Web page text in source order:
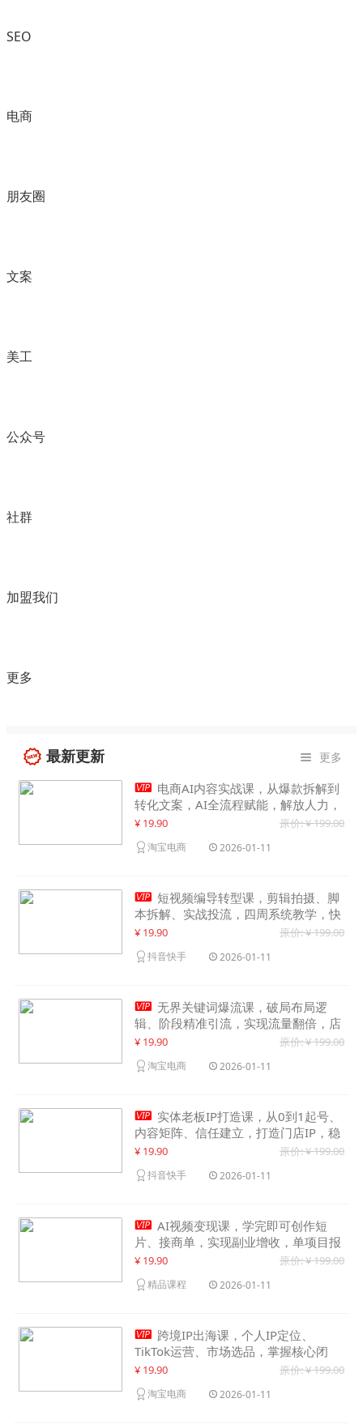
SEO
电商
朋友圈
文案
美工
公众号
社群
加盟我们
更多
最新更新  更多
 电商AI内容实战课，从爆款拆解到
转化文案，AI全流程赋能，解放人力，
单月节省内容成本数万元
¥ 19.90 原价: ¥ 199.00
淘宝电商 2026-01-11
 短视频编导转型课，剪辑拍摄、脚
本拆解、实战投流，四周系统教学，快
速入行月入2w+
¥ 19.90 原价: ¥ 199.00
抖音快手 2026-01-11
 无界关键词爆流课，破局布局逻
辑、阶段精准引流，实现流量翻倍，店
铺业绩增长50%+
¥ 19.90 原价: ¥ 199.00
淘宝电商 2026-01-11
 实体老板IP打造课，从0到1起号、
内容矩阵、信任建立，打造门店IP，稳
定获客增收
¥ 19.90 原价: ¥ 199.00
抖音快手 2026-01-11
 AI视频变现课，学完即可创作短
片、接商单，实现副业增收，单项目报
价可达千元
¥ 19.90 原价: ¥ 199.00
精品课程 2026-01-11
 跨境IP出海课，个人IP定位、
TikTok运营、市场选品，掌握核心闭
环，实现月入1万美金+
¥ 19.90 原价: ¥ 199.00
淘宝电商 2026-01-11